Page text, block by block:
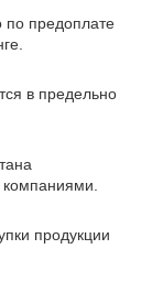
по предоплате
в предельно
продукции